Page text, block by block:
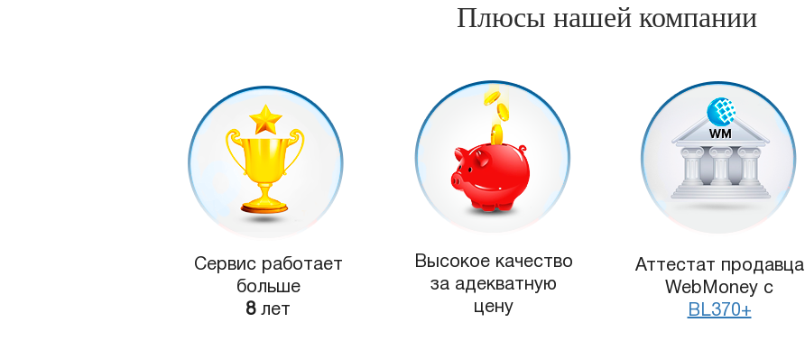
Плюсы нашей компании
Сервис работает
больше
8лет
Высокое качество
за адекватную
цену
Аттестат продавца
WebMoney с
BL370+